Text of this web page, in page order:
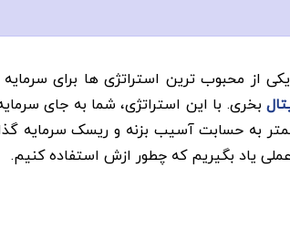
از محبوب ترین استراتژی ها برای
بخری. با این استراتژی، شما به جای
یاد بگیریم که چطور ازش استفاده کنیم.